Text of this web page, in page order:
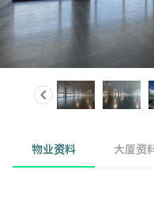
物业资料 大厦资